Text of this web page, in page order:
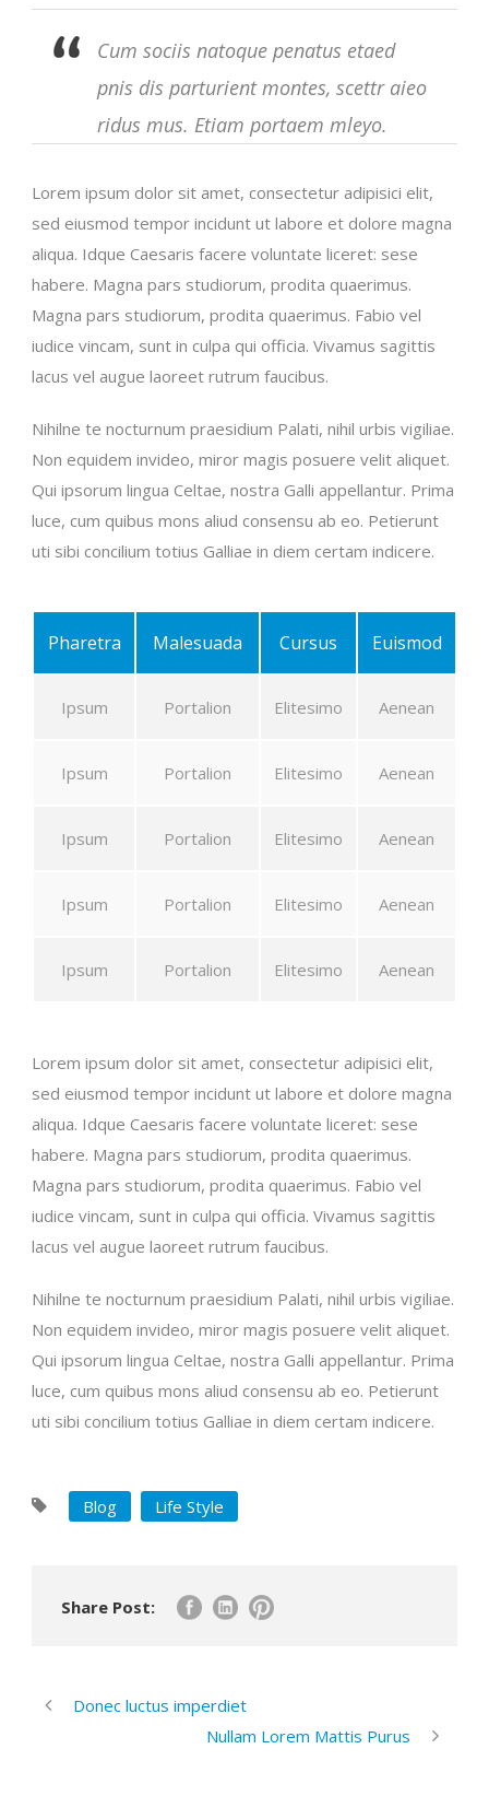
Cum sociis natoque penatus etaed
pnis dis parturient montes, scettr aieo
ridus mus. Etiam portaem mleyo.
Lorem ipsum dolor sit amet, consectetur adipisici elit,
sed eiusmod tempor incidunt ut labore et dolore magna
aliqua. Idque Caesaris facere voluntate liceret: sese
habere. Magna pars studiorum, prodita quaerimus.
Magna pars studiorum, prodita quaerimus. Fabio vel
iudice vincam, sunt in culpa qui officia. Vivamus sagittis
lacus vel augue laoreet rutrum faucibus.
Nihilne te nocturnum praesidium Palati, nihil urbis vigiliae.
Non equidem invideo, miror magis posuere velit aliquet.
Qui ipsorum lingua Celtae, nostra Galli appellantur. Prima
luce, cum quibus mons aliud consensu ab eo. Petierunt
uti sibi concilium totius Galliae in diem certam indicere.
Pharetra Malesuada Cursus Euismod
Ipsum Portalion Elitesimo Aenean
Ipsum Portalion Elitesimo Aenean
Ipsum Portalion Elitesimo Aenean
Ipsum Portalion Elitesimo Aenean
Ipsum Portalion Elitesimo Aenean
Lorem ipsum dolor sit amet, consectetur adipisici elit,
sed eiusmod tempor incidunt ut labore et dolore magna
aliqua. Idque Caesaris facere voluntate liceret: sese
habere. Magna pars studiorum, prodita quaerimus.
Magna pars studiorum, prodita quaerimus. Fabio vel
iudice vincam, sunt in culpa qui officia. Vivamus sagittis
lacus vel augue laoreet rutrum faucibus.
Nihilne te nocturnum praesidium Palati, nihil urbis vigiliae.
Non equidem invideo, miror magis posuere velit aliquet.
Qui ipsorum lingua Celtae, nostra Galli appellantur. Prima
luce, cum quibus mons aliud consensu ab eo. Petierunt
uti sibi concilium totius Galliae in diem certam indicere.
Blog Life Style
Share Post:
Donec luctus imperdiet
Nullam Lorem Mattis Purus